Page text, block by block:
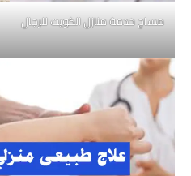
مساج خدمة منازل الكويت للرجال